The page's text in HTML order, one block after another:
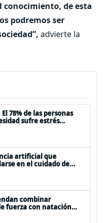
conocimiento, de esta
podremos ser
advierte la
78% de las personas
sufre estrés
al estigma
artificial que
en el cuidado de
combinar
fuerza con natación